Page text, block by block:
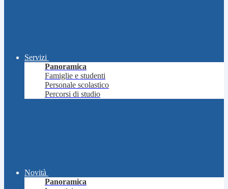
Servizi
Panoramica
Famiglie e studenti
Personale scolastico
Percorsi di studio
Novità
Panoramica